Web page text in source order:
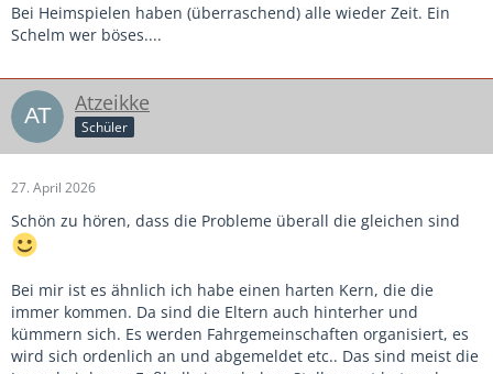
Bei Heimspielen haben (überraschend) alle wieder Zeit. Ein
Schelm wer böses....
Atzeikke
Schüler
27. April 2026
Schön zu hören, dass die Probleme überall die gleichen sind
Bei mir ist es ähnlich ich habe einen harten Kern, die die
immer kommen. Da sind die Eltern auch hinterher und
kümmern sich. Es werden Fahrgemeinschaften organisiert, es
wird sich ordenlich an und abgemeldet etc.. Das sind meist die